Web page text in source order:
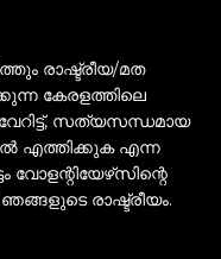
രാഷ്ട്രീയ/മത
കേരളത്തിലെ
സത്യസന്ധമായ
എത്തിക്കുക എന്ന
വോളന്റിയേഴ്‌സിന്റെ
രാഷ്ട്രീയം.